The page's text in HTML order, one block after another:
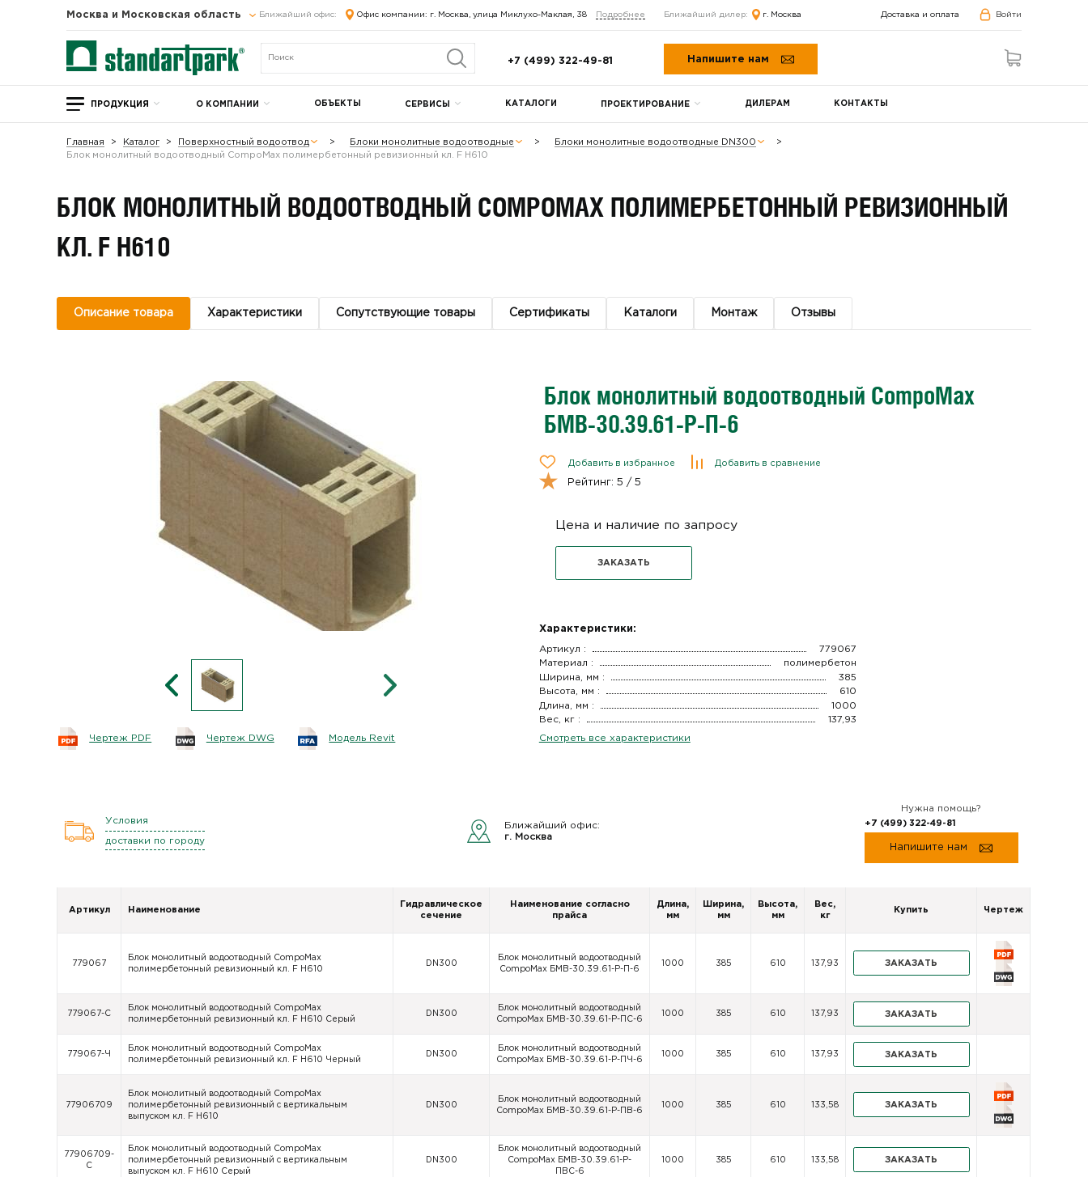
Москва и Московская область Ближайший офис: Офис компании: г. Москва, улица Миклухо-Маклая, 38 Подробнее Ближайший дилер: г. Москва Доставка и оплата Войти
+7 (499) 322-49-81 Напишите нам
ПРОДУКЦИЯ О КОМПАНИИ ОБЪЕКТЫ СЕРВИСЫ КАТАЛОГИ ПРОЕКТИРОВАНИЕ ДИЛЕРАМ КОНТАКТЫ
Главная Каталог Поверхностный водоотвод Блоки монолитные водоотводные
Блоки монолитные водоотводные DN300
Блок монолитный водоотводный CompoMax полимербетонный ревизионный кл. F H610
БЛОК МОНОЛИТНЫЙ ВОДООТВОДНЫЙ COMPOMAX ПОЛИМЕРБЕТОННЫЙ РЕВИЗИОННЫЙ
КЛ. F H610
Описание товара Характеристики Сопутствующие товары Сертификаты Каталоги Монтаж Отзывы
Блок монолитный водоотводный CompoMax
БМВ-30.39.61-Р-П-6
Чертеж PDF Чертеж DWG Модель Revit
Добавить в избранное Добавить в сравнение
Рейтинг: 5 / 5
Цена и наличие по запросу
ЗАКАЗАТЬ
Характеристики:
Артикул :
779067
Материал :
полимербетон
Ширина, мм :
385
Высота, мм :
610
Длина, мм :
1000
Вес, кг :
137,93
Смотреть все характеристики
Условия
доставки по городу
Ближайший офис:
г. Москва
Нужна помощь?
+7 (499) 322-49-81
Напишите нам
Артикул Наименование
Гидравлическое
сечение
Наименование согласно
прайса
Длина,
мм
Ширина,
мм
Высота,
мм
Вес,
кг
Купить Чертеж
779067
Блок монолитный водоотводный CompoMax
полимербетонный ревизионный кл. F H610
DN300
Блок монолитный водоотводный
CompoMax БМВ-30.39.61-Р-П-6
1000 385 610 137,93 ЗАКАЗАТЬ
779067-С
Блок монолитный водоотводный CompoMax
полимербетонный ревизионный кл. F H610 Серый
DN300
Блок монолитный водоотводный
CompoMax БМВ-30.39.61-Р-ПС-6
1000 385 610 137,93 ЗАКАЗАТЬ
779067-Ч
Блок монолитный водоотводный CompoMax
полимербетонный ревизионный кл. F H610 Черный
DN300
Блок монолитный водоотводный
CompoMax БМВ-30.39.61-Р-ПЧ-6
1000 385 610 137,93 ЗАКАЗАТЬ
77906709
Блок монолитный водоотводный CompoMax
полимербетонный ревизионный с вертикальным
выпуском кл. F H610
DN300
Блок монолитный водоотводный
CompoMax БМВ-30.39.61-Р-ПВ-6
1000 385 610 133,58 ЗАКАЗАТЬ
77906709-
С
Блок монолитный водоотводный CompoMax
полимербетонный ревизионный с вертикальным
выпуском кл. F H610 Серый
DN300
Блок монолитный водоотводный
CompoMax БМВ-30.39.61-Р-
ПВС-6
1000 385 610 133,58 ЗАКАЗАТЬ